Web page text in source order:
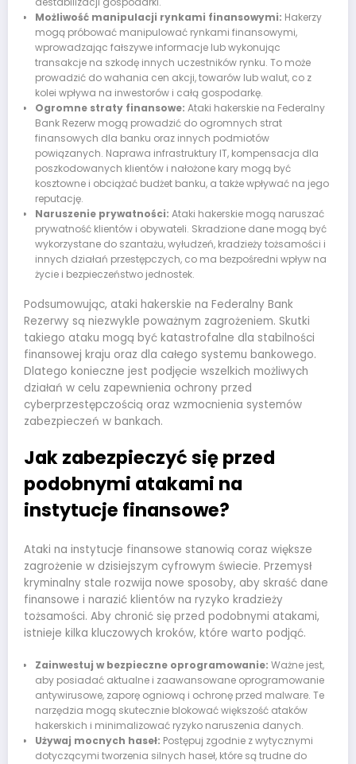
Możliwość manipulacji rynkami finansowymi: Hakerzy
mogą próbować manipulować rynkami finansowymi,
wprowadzając fałszywe informacje lub wykonując
transakcje na szkodę innych uczestników rynku. To może
prowadzić do wahania cen akcji, towarów lub walut, co z
kolei wpływa na inwestorów i całą gospodarkę.
Ogromne straty finansowe: Ataki hakerskie na Federalny
Bank Rezerw mogą prowadzić do ogromnych strat
finansowych dla banku oraz innych podmiotów
powiązanych. Naprawa infrastruktury IT, kompensacja dla
poszkodowanych klientów i nałożone kary mogą być
kosztowne i obciążać budżet banku, a także wpływać na jego
reputację.
Naruszenie prywatności: Ataki hakerskie mogą naruszać
prywatność klientów i obywateli. Skradzione dane mogą być
wykorzystane do szantażu, wyłudzeń, kradzieży tożsamości i
innych działań przestępczych, co ma bezpośredni wpływ na
życie i bezpieczeństwo jednostek.
Podsumowując, ataki hakerskie na Federalny Bank
Rezerwy są niezwykle poważnym zagrożeniem. Skutki
takiego ataku mogą być katastrofalne dla stabilności
finansowej kraju oraz dla całego systemu bankowego.
Dlatego konieczne jest podjęcie wszelkich możliwych
działań w celu zapewnienia ochrony przed
cyberprzestępczością oraz wzmocnienia systemów
zabezpieczeń w bankach.
Jak zabezpieczyć się przed
podobnymi atakami na
instytucje finansowe?
Ataki na instytucje finansowe stanowią coraz większe
zagrożenie w dzisiejszym cyfrowym świecie. Przemysł
kryminalny stale rozwija nowe sposoby, aby skraść dane
finansowe i narazić klientów na ryzyko kradzieży
tożsamości. Aby chronić się przed podobnymi atakami,
istnieje kilka kluczowych kroków, które warto podjąć.
Zainwestuj w bezpieczne oprogramowanie: Ważne jest,
aby posiadać aktualne i zaawansowane oprogramowanie
antywirusowe, zaporę ogniową i ochronę przed malware. Te
narzędzia mogą skutecznie blokować większość ataków
hakerskich i minimalizować ryzyko naruszenia danych.
Używaj mocnych haseł: Postępuj zgodnie z wytycznymi
dotyczącymi tworzenia silnych haseł, które są trudne do